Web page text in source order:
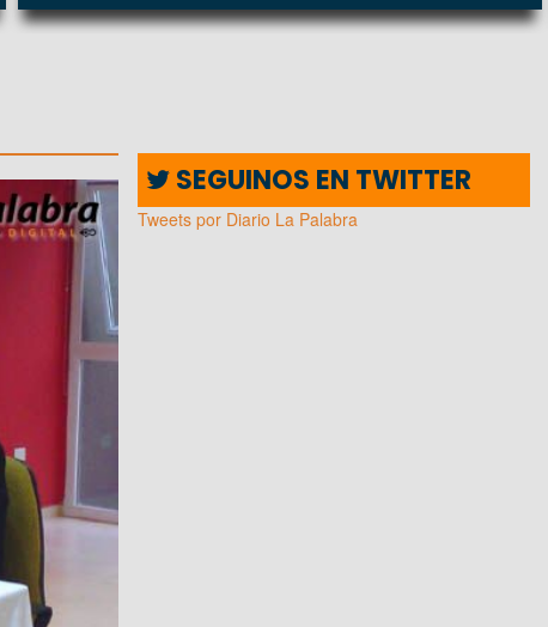
SEGUINOS EN TWITTER
Tweets por Diario La Palabra